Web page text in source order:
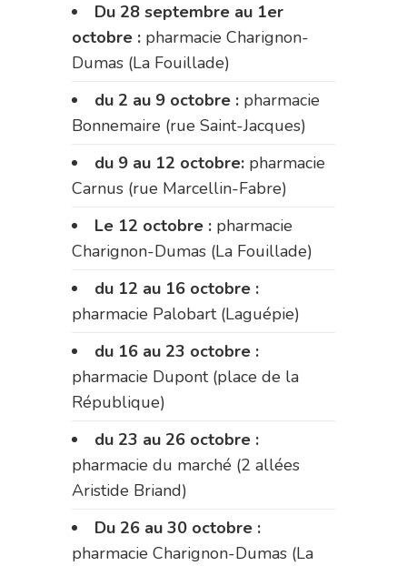
Du 28 septembre au 1er
octobre : pharmacie Charignon-
Dumas (La Fouillade)
du 2 au 9 octobre : pharmacie
Bonnemaire (rue Saint-Jacques)
du 9 au 12 octobre: pharmacie
Carnus (rue Marcellin-Fabre)
Le 12 octobre : pharmacie
Charignon-Dumas (La Fouillade)
du 12 au 16 octobre :
pharmacie Palobart (Laguépie)
du 16 au 23 octobre :
pharmacie Dupont (place de la
République)
du 23 au 26 octobre :
pharmacie du marché (2 allées
Aristide Briand)
Du 26 au 30 octobre :
pharmacie Charignon-Dumas (La